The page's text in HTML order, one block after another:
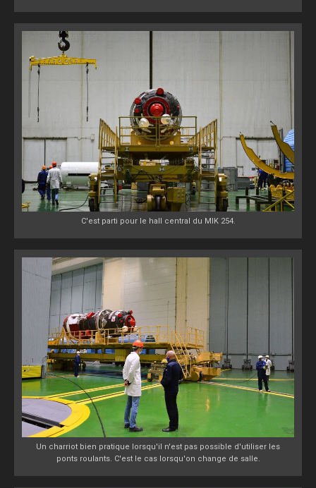
C'est parti pour le hall central du MIK 254.
Un charriot bien pratique lorsqu'il n'est pas possible d'utiliser les
ponts roulants. C'est le cas lorsqu'on change de salle.